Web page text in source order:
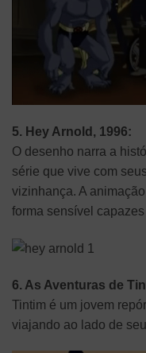
5. Hey Arnold, 1996:
O desenho narra a
série que vive com
vizinhança. A
forma sensível
6. As Aventuras de
Tintim é um jovem
viajando ao lado de